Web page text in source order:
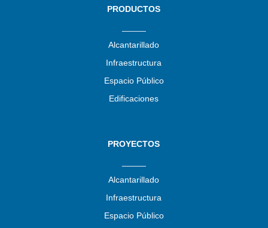
PRODUCTOS
Alcantarillado
Infraestructura
Espacio Público
Edificaciones
PROYECTOS
Alcantarillado
Infraestructura
Espacio Público